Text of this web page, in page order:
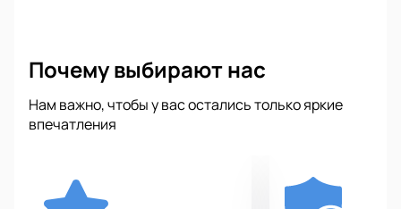
До встречи на турнире!
Почему выбирают нас
Нам важно, чтобы у вас остались только яркие
впечатления